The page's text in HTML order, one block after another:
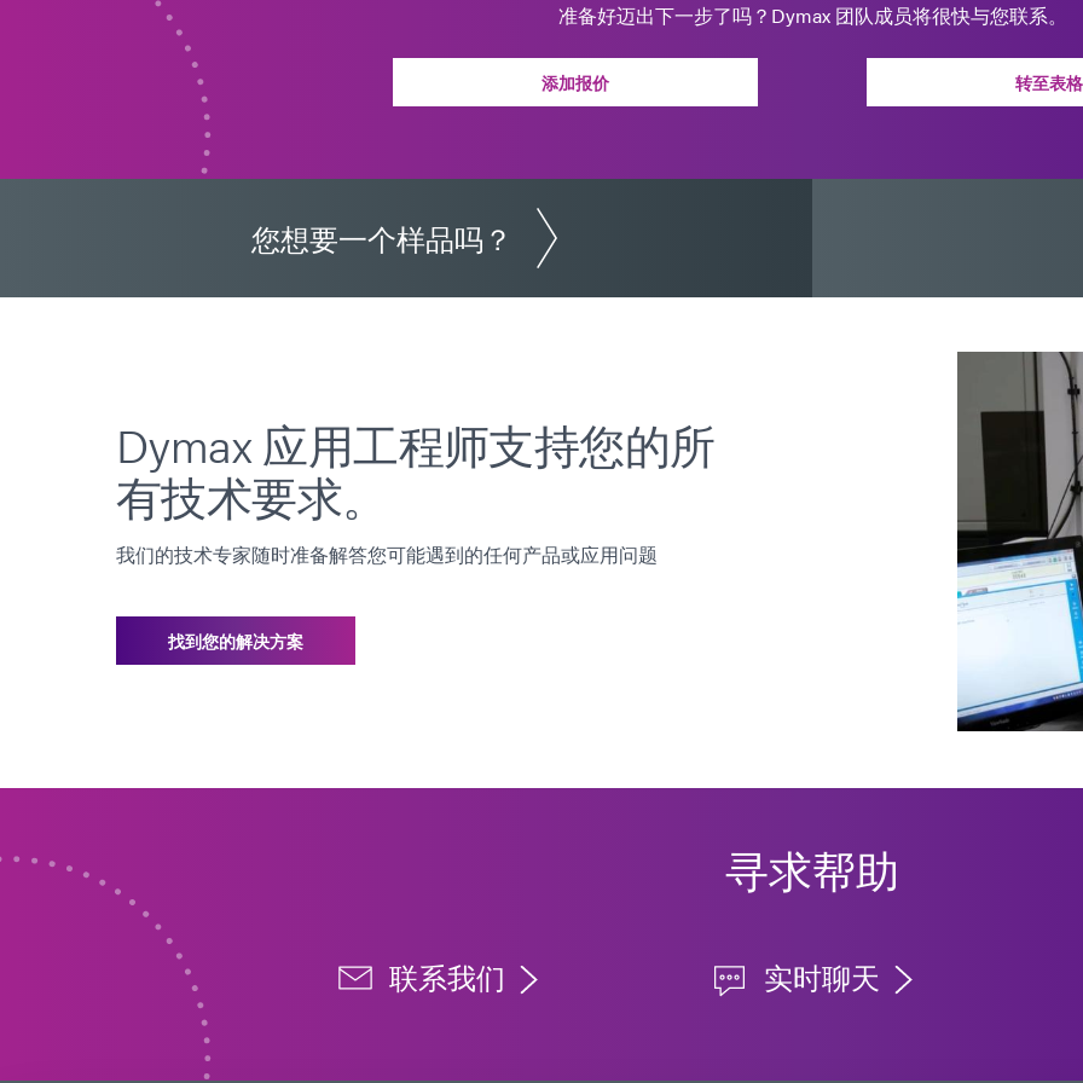
准备好迈出下一步了吗？Dymax 团队成员将很快与您联系。
添加报价 转至表格
您想要一个样品吗？
Dymax 应用工程师支持您的所
有技术要求。
我们的技术专家随时准备解答您可能遇到的任何产品或应用问题
找到您的解决方案
寻求帮助
联系我们 实时聊天